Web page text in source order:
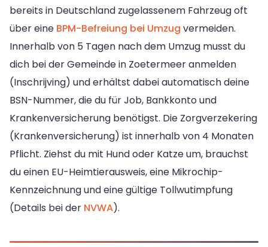
bereits in Deutschland zugelassenem Fahrzeug oft
über eine BPM-Befreiung bei Umzug vermeiden.
Innerhalb von 5 Tagen nach dem Umzug musst du
dich bei der Gemeinde in Zoetermeer anmelden
(Inschrijving) und erhältst dabei automatisch deine
BSN-Nummer, die du für Job, Bankkonto und
Krankenversicherung benötigst. Die Zorgverzekering
(Krankenversicherung) ist innerhalb von 4 Monaten
Pflicht. Ziehst du mit Hund oder Katze um, brauchst
du einen EU-Heimtierausweis, eine Mikrochip-
Kennzeichnung und eine gültige Tollwutimpfung
(Details bei der NVWA).